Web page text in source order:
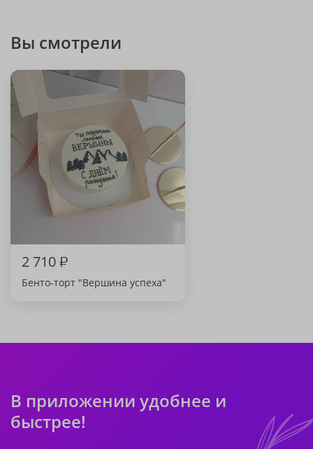
Вы смотрели
2 710₽
Бенто-торт "Вершина успеха"
В приложении удобнее и
быстрее!